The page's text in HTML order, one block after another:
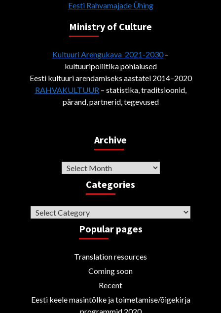
Eesti Rahvamajade Ühing
Ministry of Culture
Kultuuri Arengukava 2021-2030–
kultuuripoliitika põhialused
Eesti kultuuri arendamiseks aastatel 2014–2020
RAHVAKULTUUR– statistika, traditsioonid,
pärand, partnerid, tegevused
Archive
Archive
Categories
Categories
Popular pages
Translation resources
Coming soon
Recent
Eesti keele masintõlke ja toimetamise/õigekirja